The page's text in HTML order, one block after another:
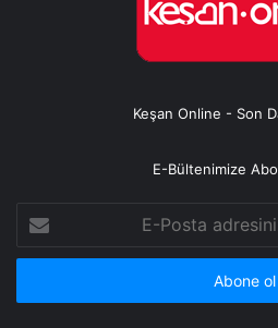
Keşan Online - Son
E-Bültenimize
Posta
adresinizi